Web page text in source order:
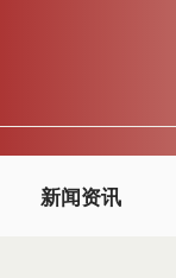
新闻资讯